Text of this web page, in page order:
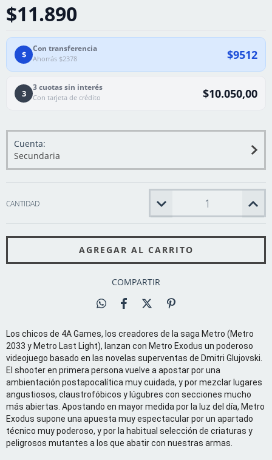
$11.890
$
Con transferencia
Ahorrás $2378 $9512
3
3 cuotas sin interés
Con tarjeta de crédito $10.050,00
Cuenta:
Secundaria
CANTIDAD
COMPARTIR
Los chicos de 4A Games, los creadores de la saga Metro (Metro
2033 y Metro Last Light), lanzan con Metro Exodus un poderoso
videojuego basado en las novelas superventas de Dmitri Glujovski.
El shooter en primera persona vuelve a apostar por una
ambientación postapocalítica muy cuidada, y por mezclar lugares
angustiosos, claustrofóbicos y lúgubres con secciones mucho
más abiertas. Apostando en mayor medida por la luz del día, Metro
Exodus supone una apuesta muy espectacular por un apartado
técnico muy poderoso, y por la habitual selección de criaturas y
peligrosos mutantes a los que abatir con nuestras armas.